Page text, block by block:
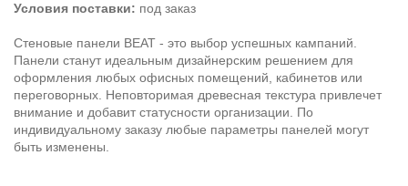
Условия поставки: под заказ
Стеновые панели BEAT - это выбор успешных кампаний.
Панели станут идеальным дизайнерским решением для
оформления любых офисных помещений, кабинетов или
переговорных. Неповторимая древесная текстура привлечет
внимание и добавит статусности организации. По
индивидуальному заказу любые параметры панелей могут
быть изменены.